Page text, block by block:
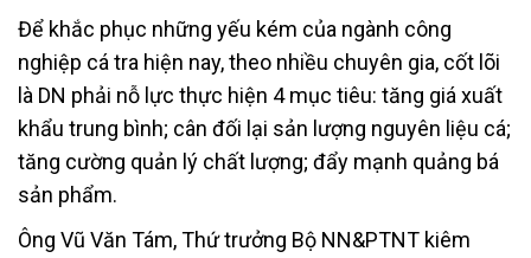
Để khắc phục những yếu kém của ngành công
nghiệp cá tra hiện nay, theo nhiều chuyên gia, cốt lõi
là DN phải nỗ lực thực hiện 4 mục tiêu: tăng giá xuất
khẩu trung bình; cân đối lại sản lượng nguyên liệu cá;
tăng cường quản lý chất lượng; đẩy mạnh quảng bá
sản phẩm.
Ông Vũ Văn Tám, Thứ trưởng Bộ NN&PTNT kiêm